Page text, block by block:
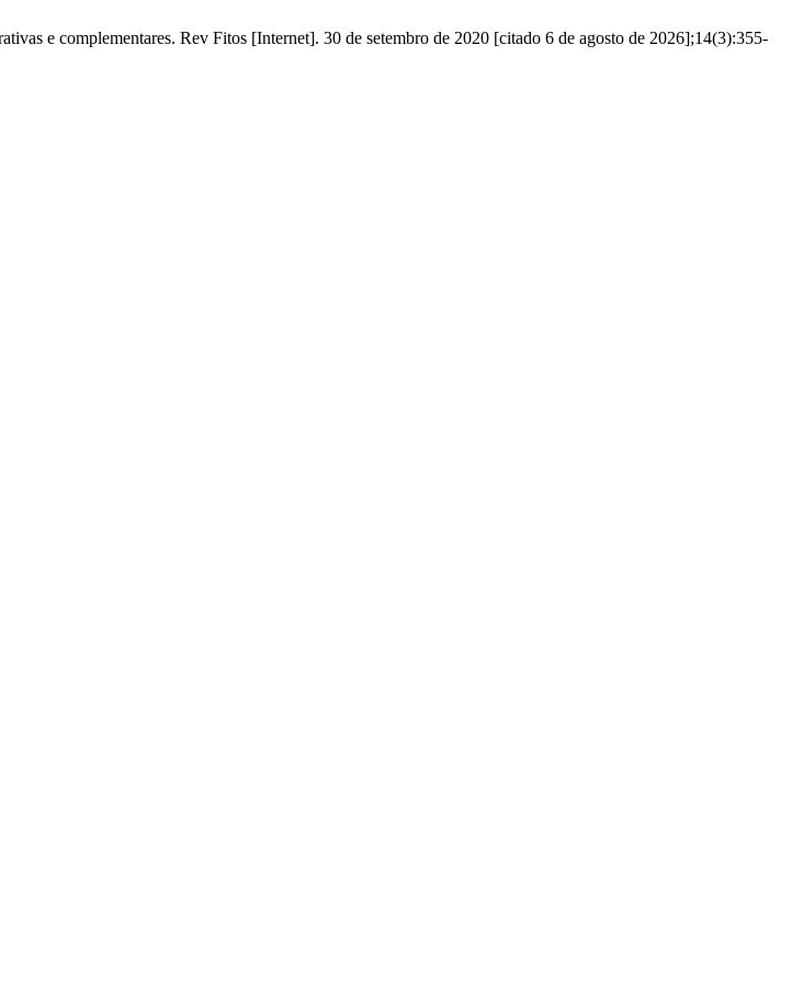
e complementares. Rev Fitos [Internet]. 30 de setembro de 2020 [citado 6 de agosto de 2026];14(3):355-